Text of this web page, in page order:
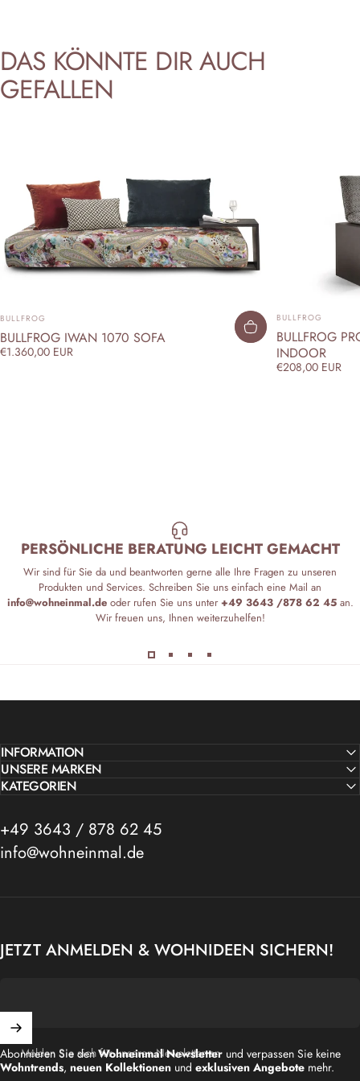
DAS KÖNNTE DIR AUCH
GEFALLEN
ANBIETER:
BULLFROG
BULLFROG IWAN 1070 SOFA
€1.360,00 EUR
ANBIETER:
BULLFROG
BULLFROG
INDOOR
€208,00 EUR
PERSÖNLICHE BERATUNG LEICHT GEMACHT
Wir sind für Sie da und beantworten gerne alle Ihre Fragen zu unseren
Produkten und Services. Schreiben Sie uns einfach eine Mail an
info@wohneinmal.deoder rufen Sie uns unter+49 3643 /878 62 45an.
Wir freuen uns, Ihnen weiterzuhelfen!
INFORMATION
UNSERE MARKEN
KATEGORIEN
+49 3643 / 878 62 45
info@wohneinmal.de
JETZT ANMELDEN & WOHNIDEEN SICHERN!
Melden Sie sich für unseren Newsletter an
Abonnieren Sie denWohneinmal Newsletter und verpassen Sie keine
Wohntrends, neuen Kollektionen und exklusiven Angebote mehr.